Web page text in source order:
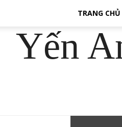
TRANG CHỦ
Yến